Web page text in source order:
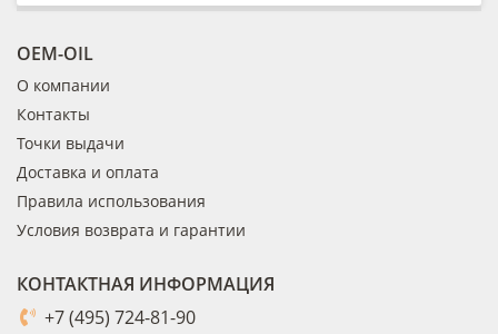
OEM-OIL
О компании
Контакты
Точки выдачи
Доставка и оплата
Правила использования
Условия возврата и гарантии
КОНТАКТНАЯ ИНФОРМАЦИЯ
+7 (495) 724-81-90